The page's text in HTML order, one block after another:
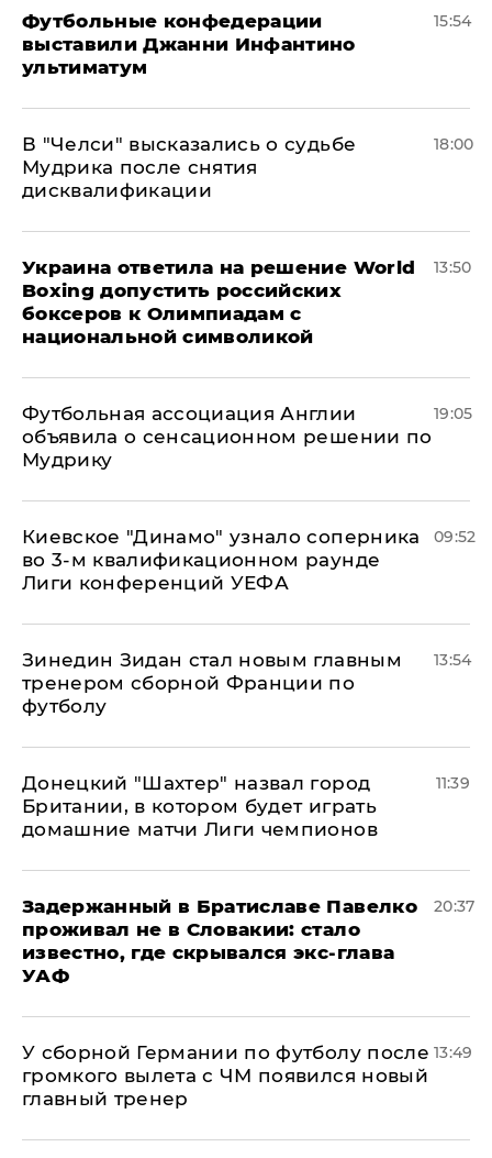
Футбольные конфедерации
выставили Джанни Инфантино
ультиматум
15:54
В "Челси" высказались о судьбе
Мудрика после снятия
дисквалификации
18:00
Украина ответила на решение World
Boxing допустить российских
боксеров к Олимпиадам с
национальной символикой
13:50
Футбольная ассоциация Англии
объявила о сенсационном решении по
Мудрику
19:05
Киевское "Динамо" узнало соперника
во 3-м квалификационном раунде
Лиги конференций УЕФА
09:52
Зинедин Зидан стал новым главным
тренером сборной Франции по
футболу
13:54
Донецкий "Шахтер" назвал город
Британии, в котором будет играть
домашние матчи Лиги чемпионов
11:39
Задержанный в Братиславе Павелко
проживал не в Словакии: стало
известно, где скрывался экс-глава
УАФ
20:37
У сборной Германии по футболу после
громкого вылета с ЧМ появился новый
главный тренер
13:49